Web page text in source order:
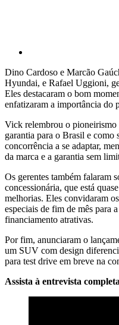
Dino Cardoso e Marcão
Hyundai, e Rafael Uggioni,
Eles destacaram o bom
enfatizaram a importância do
Vick relembrou o pioneirismo
garantia para o Brasil e como
concorrência a se adaptar,
da marca e a garantia sem
Os gerentes também falaram
concessionária, que está
melhorias. Eles convidaram
especiais de fim de mês para
financiamento atrativas.
Por fim, anunciaram o
um SUV com design
para test drive em breve na
Assista à entrevista